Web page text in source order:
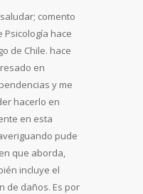
comento
Psicología hace
de Chile. hace
en
y me
hacerlo en
en esta
pude
que aborda,
incluye el
de daños. Es por